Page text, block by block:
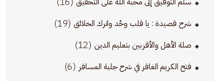
شرح قصيدة : يا قلب وحِّد واترك الخلائق (19)
صلة الأهل والأقربين بتعليم الدين (12)
فتح الكريم الغافر في شرح جلبة المسافر (6)